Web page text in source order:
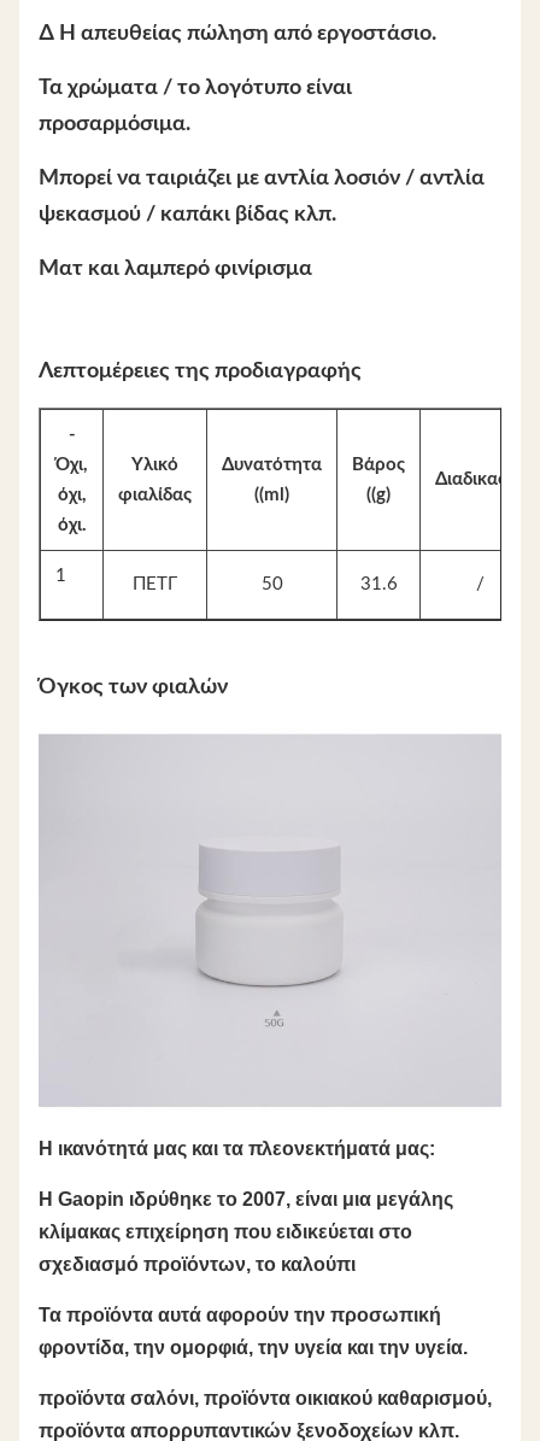
∆ Η απευθείας πώληση από εργοστάσιο.
Τα χρώματα / το λογότυπο είναι
προσαρμόσιμα.
Μπορεί να ταιριάζει με αντλία λοσιόν / αντλία
ψεκασμού / καπάκι βίδας κλπ.
Ματ και λαμπερό φινίρισμα
Λεπτομέρειες της προδιαγραφής
-
Όχι,
όχι,
όχι.
Υλικό
φιαλίδας
Δυνατότητα
((ml)
Βάρος
((g)
Διαδικασία
1 ΠΕΤΓ 50 31.6 /
Όγκος των φιαλών
Η ικανότητά μας και τα πλεονεκτήματά μας:
Η Gaopin ιδρύθηκε το 2007, είναι μια μεγάλης
κλίμακας επιχείρηση που ειδικεύεται στο
σχεδιασμό προϊόντων, το καλούπι
Τα προϊόντα αυτά αφορούν την προσωπική
φροντίδα, την ομορφιά, την υγεία και την υγεία.
προϊόντα σαλόνι, προϊόντα οικιακού καθαρισμού,
προϊόντα απορρυπαντικών ξενοδοχείων κλπ.